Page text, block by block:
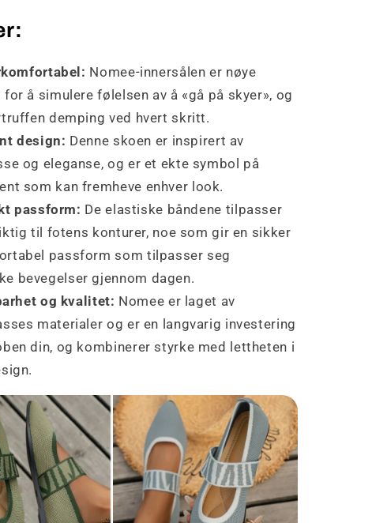
Nomee-innersålen er nøye
å simulere følelsen av å «gå på skyer», og
demping ved hvert skritt.
design: Denne skoen er inspirert av
og eleganse, og er et ekte symbol på
som kan fremheve enhver look.
passform: De elastiske båndene tilpasser
til fotens konturer, noe som gir en sikker
passform som tilpasser seg
bevegelser gjennom dagen.
og kvalitet: Nomee er laget av
materialer og er en langvarig investering
din, og kombinerer styrke med lettheten i